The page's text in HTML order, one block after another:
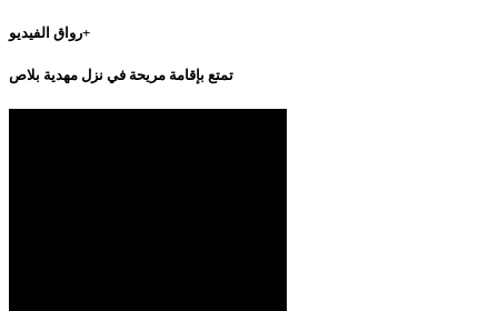
رواق الفيديو+
تمتع بإقامة مريحة في نزل مهدية بلاص